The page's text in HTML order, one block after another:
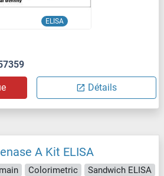
ELISA
Détails
A Kit ELISA
Colorimetric
Sandwich ELISA